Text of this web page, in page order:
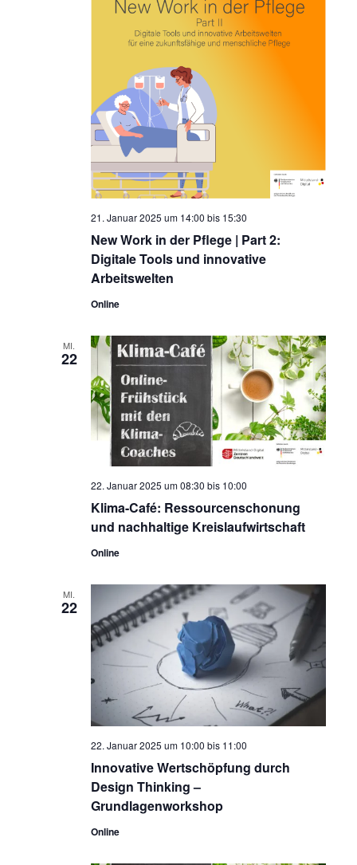
New Work in der Pflege | Part 2:
Digitale Tools und innovative
Arbeitswelten
21. Januar 2025 um 14:00 bis 15:30
Online
MI.
22
Klima-Café: Ressourcenschonung
und nachhaltige Kreislaufwirtschaft
22. Januar 2025 um 08:30 bis 10:00
Online
MI.
22
Innovative Wertschöpfung durch
Design Thinking –
Grundlagenworkshop
22. Januar 2025 um 10:00 bis 11:00
Online